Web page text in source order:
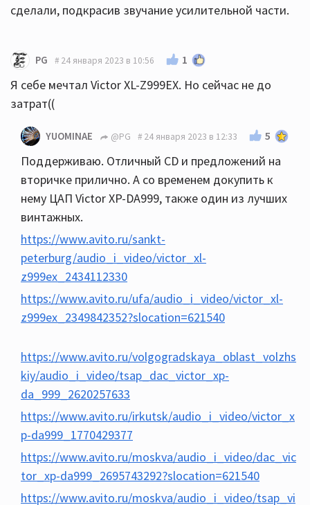
сделали, подкрасив звучание усилительной части.
PG 24 января 2023 в 10:56 1
Я себе мечтал Victor XL-Z999EX. Но сейчас не до
затрат((
YUOMINAE @PG 24 января 2023 в 12:33 5
Поддерживаю. Отличный CD и предложений на
вторичке прилично. А со временем докупить к
нему ЦАП Victor XP-DA999, также один из лучших
винтажных.
https://www.avito.ru/sankt-
peterburg/audio_i_video/victor_xl-
z999ex_2434112330
https://www.avito.ru/ufa/audio_i_video/victor_xl-
z999ex_2349842352?slocation=621540
https://www.avito.ru/volgogradskaya_oblast_volzhs
kiy/audio_i_video/tsap_dac_victor_xp-
da_999_2620257633
https://www.avito.ru/irkutsk/audio_i_video/victor_x
p-da999_1770429377
https://www.avito.ru/moskva/audio_i_video/dac_vic
tor_xp-da999_2695743292?slocation=621540
https://www.avito.ru/moskva/audio_i_video/tsap_vi